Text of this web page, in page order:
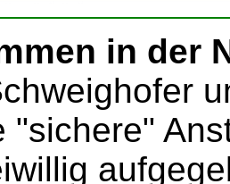
in der
"sichere"